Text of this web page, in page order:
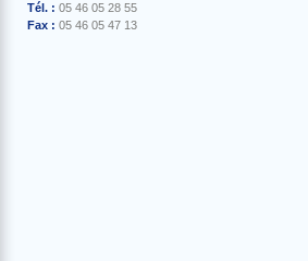
Tél. : 05 46 05 28 55
Fax : 05 46 05 47 13